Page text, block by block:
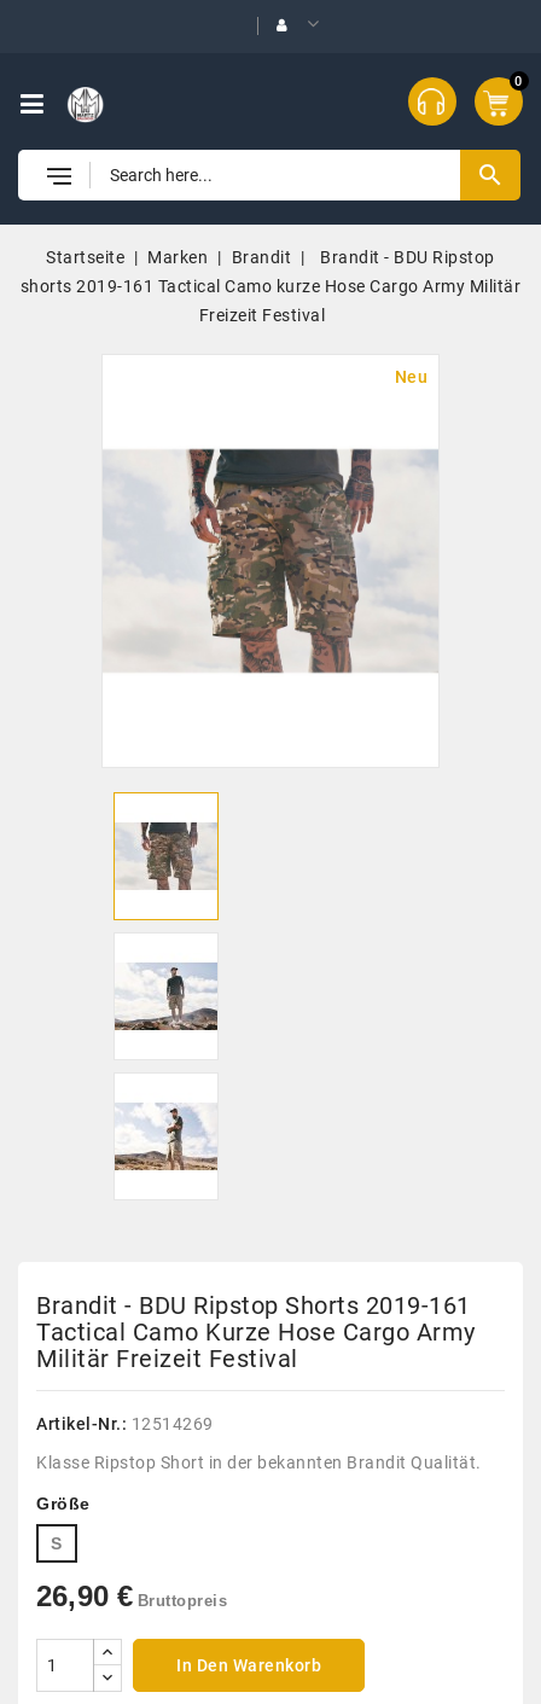
0
search
Startseite Marken Brandit
Brandit - BDU Ripstop
shorts 2019-161 Tactical Camo kurze Hose Cargo Army Militär
Freizeit Festival
Neu
Brandit - BDU Ripstop Shorts 2019-161
Tactical Camo Kurze Hose Cargo Army
Militär Freizeit Festival
Artikel-Nr.: 12514269
Klasse Ripstop Short in der bekannten Brandit Qualität.
Größe
S
26,90 € Bruttopreis
In Den Warenkorb